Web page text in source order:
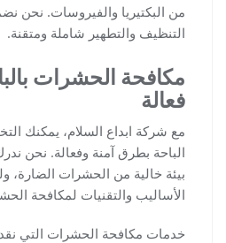
من البكتيريا والفيروسات. نحن
التنظيف والتطهير شاملة ومتقنة.
مكافحة الحشرات
فعالة
مع شركة ابداع السلام، يمكنك
الباحة بطرق آمنة وفعالة. نحن
بيئة خالية من الحشرات الضارة،
الأساليب والتقنيات لمكافحة
خدمات مكافحة الحشرات التي